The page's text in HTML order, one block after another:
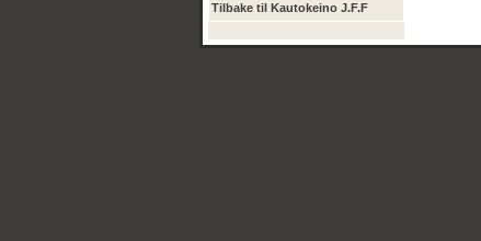
Tilbake til Kautokeino J.F.F